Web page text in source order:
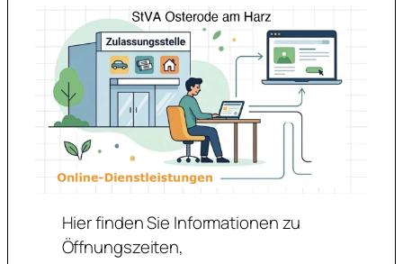
Hier finden Sie Informationen zu
Öffnungszeiten,